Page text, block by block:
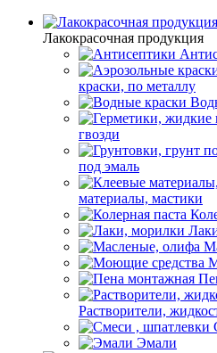
Лакокрасочная продукция
краски, по металлу
гвозди
под эмаль
материалы, мастики
Растворители,
Эмали